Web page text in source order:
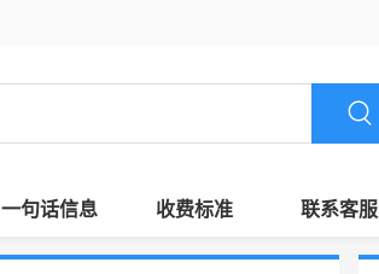
一句话信息 收费标准 联系客服